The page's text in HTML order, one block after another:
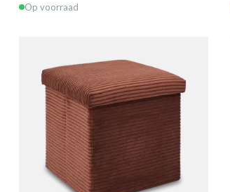
Op voorraad